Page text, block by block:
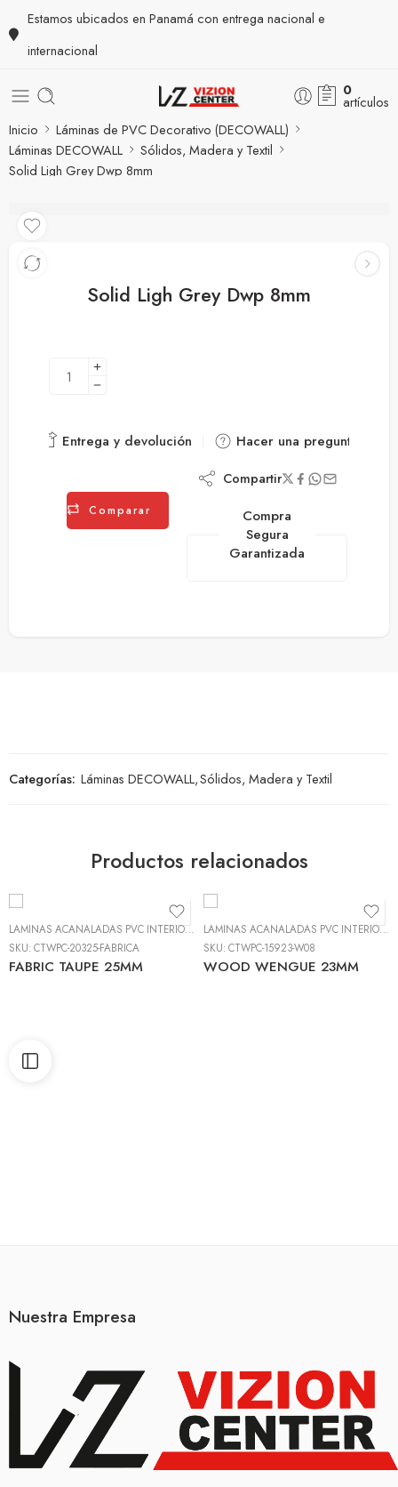
Estamos ubicados en Panamá con entrega nacional e
internacional
0
artículos
Inicio
Láminas de PVC Decorativo (DECOWALL)
Láminas DECOWALL
Sólidos, Madera y Textil
Solid Ligh Grey Dwp 8mm
Solid Ligh Grey Dwp 8mm
Entrega y devolución Hacer una pregunta
Comparar
Compartir
Compra
Segura
Garantizada
Categorías: Láminas DECOWALL,Sólidos, Madera y Textil
Productos relacionados
LAMINAS ACANALADAS PVC INTERIOR,
LÁMINAS DE PVC DECORATIVO
SKU:CTWPC-20325-FABRICA
FABRIC TAUPE 25MM
LAMINAS ACANALADAS PVC INTERIOR,
SKU:CTWPC-15923-W08
WOOD WENGUE 23MM
Nuestra Empresa